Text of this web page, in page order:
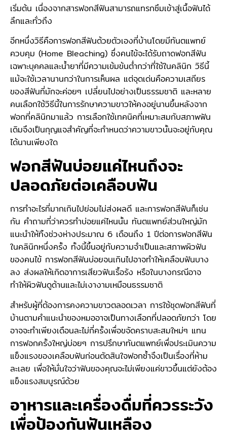
เริ่มต้น เนื่องจากสารฟอกสีฟันสามารถแทรกซึมเข้าสู่เนื้อฟันได้
ลึกและทั่วถึง
อีกหนึ่งวิธีคือการฟอกสีฟันด้วยตัวเองที่บ้านโดยมีทันตแพทย์
ควบคุม (Home Bleaching) ซึ่งคนไข้จะได้รับถาดฟอกสีฟัน
เฉพาะบุคคลและน้ำยาที่มีความเข้มข้นต่ำกว่าที่ใช้ในคลินิก วิธีนี้
แม้จะใช้เวลานานกว่าในการเห็นผล แต่จุดเด่นคือความเสถียร
ของสีฟันที่มักจะค่อยๆ เปลี่ยนไปอย่างเป็นธรรมชาติ และหลาย
คนเลือกใช้วิธีนี้ในการรักษาความขาวให้คงอยู่นานขึ้นหลังจาก
ฟอกที่คลินิกมาแล้ว การเลือกใช้เทคนิคที่เหมาะสมกับสภาพฟัน
เดิมจึงเป็นกุญแจสำคัญที่จะกำหนดว่าความขาวนั้นจะอยู่กับคุณ
ได้นานเพียงใด
ฟอกสีฟันบ่อยแค่ไหนถึงจะ
ปลอดภัยต่อเคลือบฟัน
การทำอะไรที่มากเกินไปย่อมไม่ส่งผลดี และการฟอกสีฟันก็เช่น
กัน คำถามที่ว่าควรทำบ่อยแค่ไหนนั้น ทันตแพทย์ส่วนใหญ่มัก
แนะนำให้ทิ้งช่วงห่างประมาณ 6 เดือนถึง 1 ปีต่อการฟอกสีฟัน
ในคลินิกหนึ่งครั้ง ทั้งนี้ขึ้นอยู่กับความจำเป็นและสภาพผิวฟัน
ของคนไข้ การฟอกสีฟันบ่อยจนเกินไปอาจทำให้เคลือบฟันบาง
ลง ส่งผลให้เกิดอาการเสียวฟันเรื้อรัง หรือในบางกรณีอาจ
ทำให้ผิวฟันดูด้านและไม่เงางามเหมือนธรรมชาติ
สำหรับผู้ที่ต้องการคงความขาวตลอดเวลา การใช้ชุดฟอกสีฟันที่
บ้านตามคำแนะนำของหมออาจเป็นทางเลือกที่ปลอดภัยกว่า โดย
อาจจะทำเพียงเดือนละไม่กี่ครั้งเพื่อขจัดคราบสะสมใหม่ๆ แทน
การฟอกครั้งใหญ่บ่อยๆ การปรึกษาทันตแพทย์เพื่อประเมินความ
แข็งแรงของเคลือบฟันก่อนตัดสินใจฟอกซ้ำจึงเป็นเรื่องที่ห้าม
ละเลย เพื่อให้มั่นใจว่าฟันของคุณจะไม่เพียงแค่ขาวขึ้นแต่ยังต้อง
แข็งแรงสมบูรณ์ด้วย
อาหารและเครื่องดื่มที่ควรระวัง
เพื่อป้องกันฟันเหลือง